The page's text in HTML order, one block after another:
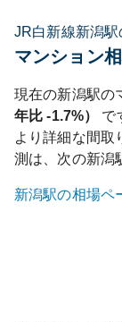
JR白新線新潟駅
マンション
現在の新潟駅の
年比-1.7%）
で
より詳細な間取
測は、次の新潟
新潟駅の相場ペ